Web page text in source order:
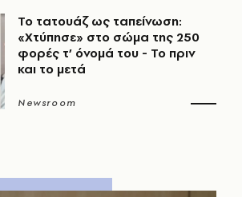
Το τατουάζ ως ταπείνωση:
«Χτύπησε» στο σώμα της 250
φορές τ’ όνομά του - Το πριν
και το μετά
Newsroom